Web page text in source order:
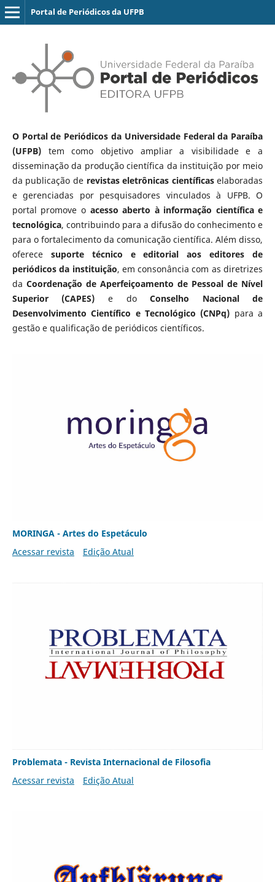
Portal de Periódicos da UFPB
O Portal de Periódicos da Universidade Federal da Paraíba
(UFPB)tem como objetivo ampliar a visibilidade e a
disseminação da produção científica da instituição por meio
da publicação de revistas eletrônicas científicaselaboradas
e gerenciadas por pesquisadores vinculados à UFPB. O
portal promove o acesso aberto à informação científica e
tecnológica, contribuindo para a difusão do conhecimento e
para o fortalecimento da comunicação científica. Além disso,
oferece suporte técnico e editorial aos editores de
periódicos da instituição, em consonância com as diretrizes
da Coordenação de Aperfeiçoamento de Pessoal de Nível
Superior (CAPES) e doConselho Nacional de
Desenvolvimento Científico e Tecnológico (CNPq) para a
gestão e qualificação de periódicos científicos.
MORINGA - Artes do Espetáculo
Acessar revista
Edição Atual
Problemata - Revista Internacional de Filosofia
Acessar revista
Edição Atual